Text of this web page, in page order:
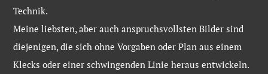
Technik.
Meine liebsten, aber auch anspruchsvollsten Bilder sind
diejenigen, die sich ohne Vorgaben oder Plan aus einem
Klecks oder einer schwingenden Linie heraus entwickeln.